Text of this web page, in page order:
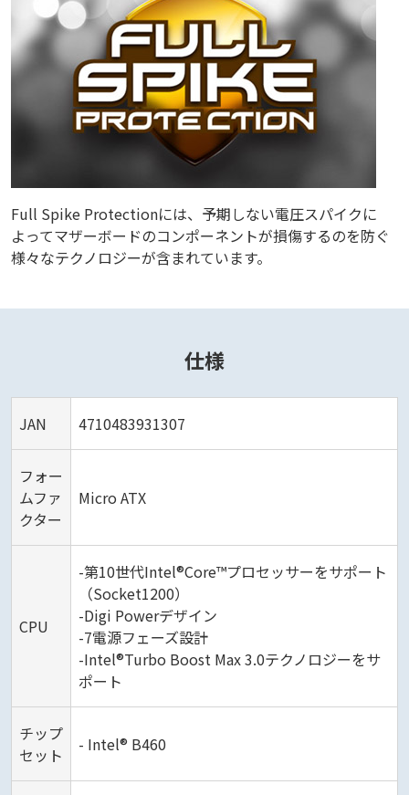
Full Spike Protectionには、予期しない電圧スパイクに
よってマザーボードのコンポーネントが損傷するのを防ぐ
様々なテクノロジーが含まれています。
仕様
JAN 4710483931307
フォー
ムファ
クター
Micro ATX
CPU
-第10世代Intel®Core™プロセッサーをサポート
（Socket1200）
-Digi Powerデザイン
-7電源フェーズ設計
-Intel®Turbo Boost Max 3.0テクノロジーをサ
ポート
チップ
セット
- Intel® B460